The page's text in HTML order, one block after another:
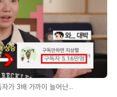
가 3배 가까이 늘어난...